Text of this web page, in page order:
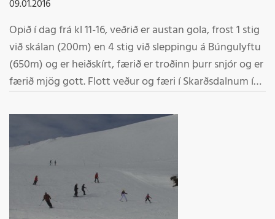
09.01.2016
Opið í dag frá kl 11-16, veðrið er austan gola, frost 1 stig
við skálan (200m) en 4 stig við sleppingu á Búngulyftu
(650m) og er heiðskírt, færið er troðinn þurr snjór og er
færið mjög gott. Flott veður og færi í Skarðsdalnum í
hefst kl 13:00. Panta í síma 893-5059 Velkomin í fjallið
Fjallamenn